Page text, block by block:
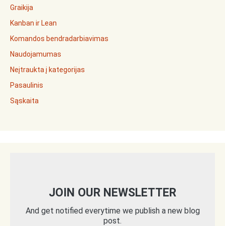
Graikija
Kanban ir Lean
Komandos bendradarbiavimas
Naudojamumas
Neįtraukta į kategorijas
Pasaulinis
Sąskaita
JOIN OUR NEWSLETTER
And get notified everytime we publish a new blog
post.